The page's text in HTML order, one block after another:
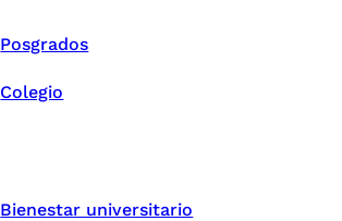
Posgrados
Colegio
Bienestar universitario